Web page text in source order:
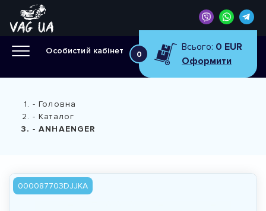
Особистий кабінет 0
Всього: 0 EUR
Оформити
Головна
Каталог
ANHAENGER
000087703DJJKA